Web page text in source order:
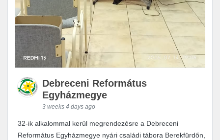
Debreceni Református
Egyházmegye
3 weeks 4 days ago
32-ik alkalommal kerül megrendezésre a Debreceni
Református Egyházmegye nyári családi tábora Berekfürdőn,